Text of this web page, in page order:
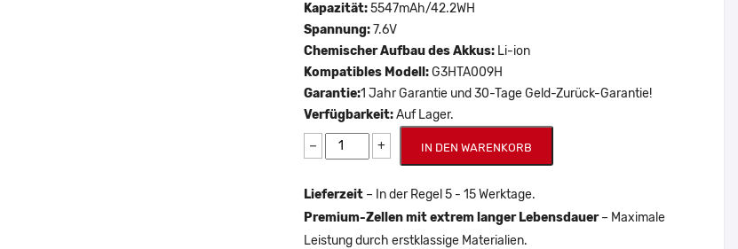
Kapazität:5547mAh/42.2WH
Spannung:7.6V
Chemischer Aufbau des Akkus: Li-ion
Kompatibles Modell:G3HTA009H
Garantie:1 Jahr Garantie und 30-Tage Geld-Zurück-Garantie!
Verfügbarkeit:Auf Lager.
− + IN DEN WARENKORB
Lieferzeit – In der Regel 5 - 15 Werktage.
Premium-Zellen mit extrem langer Lebensdauer– Maximale
Leistung durch erstklassige Materialien.